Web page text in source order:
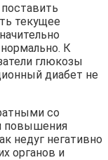
текущее
К
глюкозы
диабет не
со
повышения
недуг негативно
органов и